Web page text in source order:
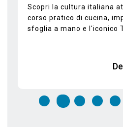
Tour del Bosco e delle
Vaticane